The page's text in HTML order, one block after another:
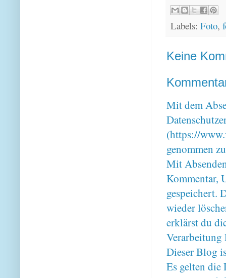
Labels: Foto,
Keine
Mit dem
(https://
genommen
Mit
Kommentar,
gespeichert.
wieder
erklärst du
Verarbeitung
Dieser Blog
Es gelten